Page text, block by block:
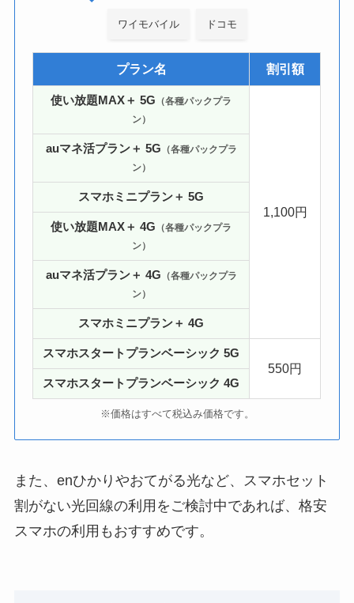
ワイモバイル ドコモ
プラン名 割引額
使い放題MAX＋ 5G （各種パックプラ
ン）
1,100円
auマネ活プラン＋ 5G （各種パックプラ
ン）
スマホミニプラン＋ 5G
使い放題MAX＋ 4G （各種パックプラ
ン）
auマネ活プラン＋ 4G （各種パックプラ
ン）
スマホミニプラン＋ 4G
スマホスタートプランベーシック 5G
550円
スマホスタートプランベーシック 4G
※価格はすべて税込み価格です。
また、enひかりやおてがる光など、スマホセット
割がない光回線の利用をご検討中であれば、格安
スマホの利用もおすすめです。